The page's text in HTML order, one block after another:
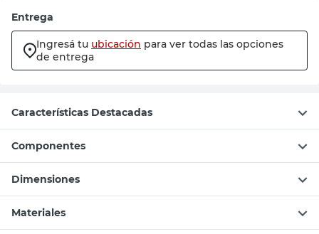
Entrega
Ingresá tu ubicación para ver todas las opciones
de entrega
Características Destacadas
Componentes
Dimensiones
Materiales